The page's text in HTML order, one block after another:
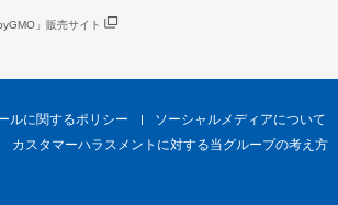
」販売サイト
ルに関するポリシー
ソーシャルメディアについて
カスタマーハラスメントに対する当グループの考え方